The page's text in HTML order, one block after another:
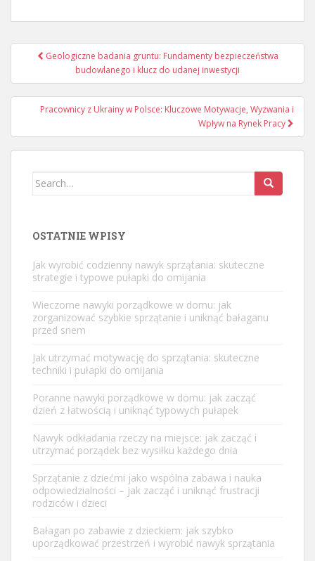
Nawigacja
Geologiczne badania gruntu: Fundamenty bezpieczeństwa
budowlanego i klucz do udanej inwestycji
Pracownicy z Ukrainy w Polsce: Kluczowe Motywacje, Wyzwania i
Wpływ na Rynek Pracy
Search
OSTATNIE WPISY
Jak wyrobić codzienny nawyk sprzątania: skuteczne
strategie i typowe pułapki do omijania
Wieczorne nawyki porządkowe w domu: jak
zorganizować szybkie sprzątanie i uniknąć bałaganu
przed snem
Jak utrzymać motywację do sprzątania: skuteczne
techniki i pułapki do omijania
Poranne nawyki porządkowe w domu: jak zacząć
dzień z łatwością i uniknąć typowych pułapek
Nawyk odkładania rzeczy na miejsce: jak zacząć i
utrzymać porządek bez wysiłku każdego dnia
Sprzątanie z dziećmi jako wspólna zabawa i nauka
odpowiedzialności – jak zacząć i uniknąć frustracji
rodziców i dzieci
Bałagan po zabawie z dzieckiem: jak szybko
uporządkować przestrzeń i wyrobić nawyk sprzątania